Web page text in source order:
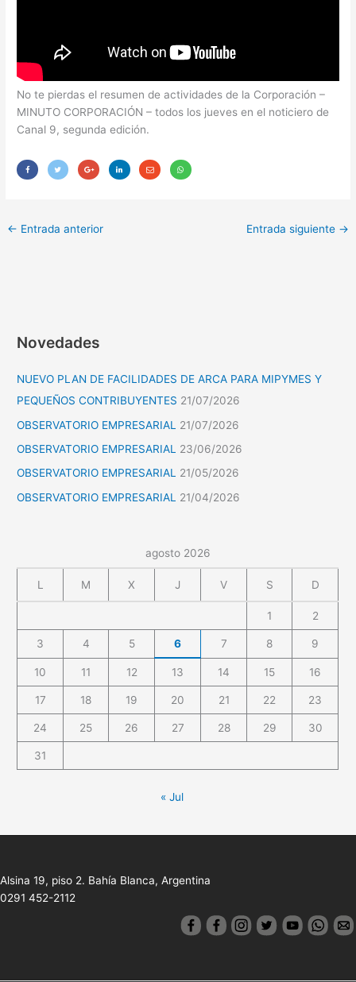
No te pierdas el resumen de actividades de la Corporación –
MINUTO CORPORACIÓN – todos los jueves en el noticiero de
Canal 9, segunda edición.
← Entrada anterior Entrada siguiente →
Novedades
NUEVO PLAN DE FACILIDADES DE ARCA PARA MIPYMES Y
PEQUEÑOS CONTRIBUYENTES 21/07/2026
OBSERVATORIO EMPRESARIAL
21/07/2026
OBSERVATORIO EMPRESARIAL
23/06/2026
OBSERVATORIO EMPRESARIAL 21/05/2026
OBSERVATORIO EMPRESARIAL
21/04/2026
agosto 2026
L M X J V S D
1 2
3 4 5 6 7 8 9
10 11 12 13 14 15 16
17 18 19 20 21 22 23
24 25 26 27 28 29 30
31
« Jul
Alsina 19, piso 2. Bahía Blanca, Argentina
0291 452-2112